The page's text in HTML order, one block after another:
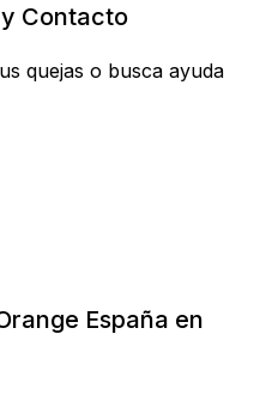
Contacto
quejas o busca ayuda
España en